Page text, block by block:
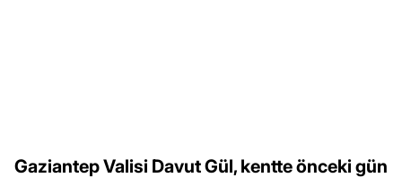
Gaziantep Valisi Davut Gül, kentte önceki gün